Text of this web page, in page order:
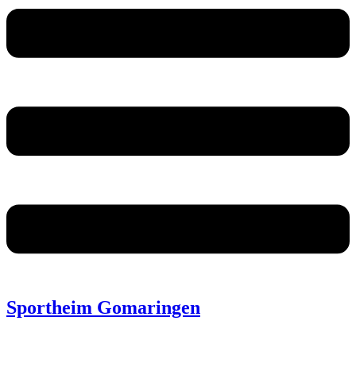
Sportheim Gomaringen